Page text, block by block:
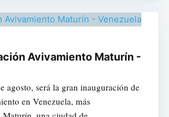
Avivamiento Maturín -
agosto, será la gran inauguración de
en Venezuela, más